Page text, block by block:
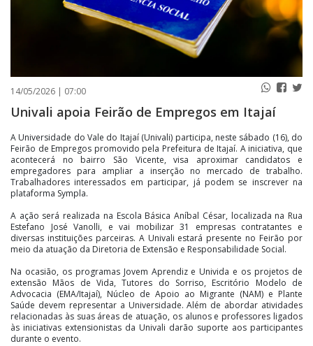
14/05/2026 | 07:00
Univali apoia Feirão de Empregos em Itajaí
A Universidade do Vale do Itajaí (Univali) participa, neste sábado (16), do
Feirão de Empregos promovido pela Prefeitura de Itajaí. A iniciativa, que
acontecerá no bairro São Vicente, visa aproximar candidatos e
empregadores para ampliar a inserção no mercado de trabalho.
Trabalhadores interessados em participar, já podem se inscrever na
plataforma Sympla.
A ação será realizada na Escola Básica Aníbal César, localizada na Rua
Estefano José Vanolli, e vai mobilizar 31 empresas contratantes e
diversas instituições parceiras. A Univali estará presente no Feirão por
meio da atuação da Diretoria de Extensão e Responsabilidade Social.
Na ocasião, os programas Jovem Aprendiz e Univida e os projetos de
extensão Mãos de Vida, Tutores do Sorriso, Escritório Modelo de
Advocacia (EMA/Itajaí), Núcleo de Apoio ao Migrante (NAM) e Plante
Saúde devem representar a Universidade. Além de abordar atividades
relacionadas às suas áreas de atuação, os alunos e professores ligados
às iniciativas extensionistas da Univali darão suporte aos participantes
durante o evento.